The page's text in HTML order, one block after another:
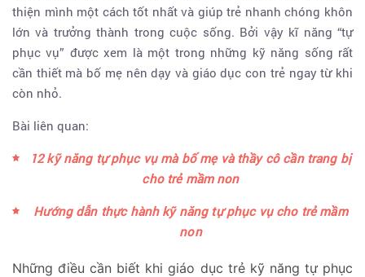
thiện mình một cách tốt nhất và giúp trẻ nhanh chóng khôn
lớn và trưởng thành trong cuộc sống. Bởi vậy kĩ năng “tự
phục vụ” được xem là một trong những kỹ năng sống rất
cần thiết mà bố mẹ nên dạy và giáo dục con trẻ ngay từ khi
còn nhỏ.
Bài liên quan:
12 kỹ năng tự phục vụ mà bố mẹ và thầy cô cần trang bị
cho trẻ mầm non
Hướng dẫn thực hành kỹ năng tự phục vụ cho trẻ mầm
non
Những điều cần biết khi giáo dục trẻ kỹ năng tự phục